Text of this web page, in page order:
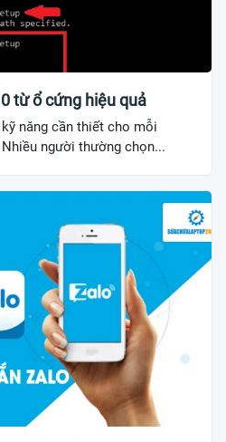
từ ổ cứng hiệu quả
năng cần thiết cho mỗi
người thường chọn...